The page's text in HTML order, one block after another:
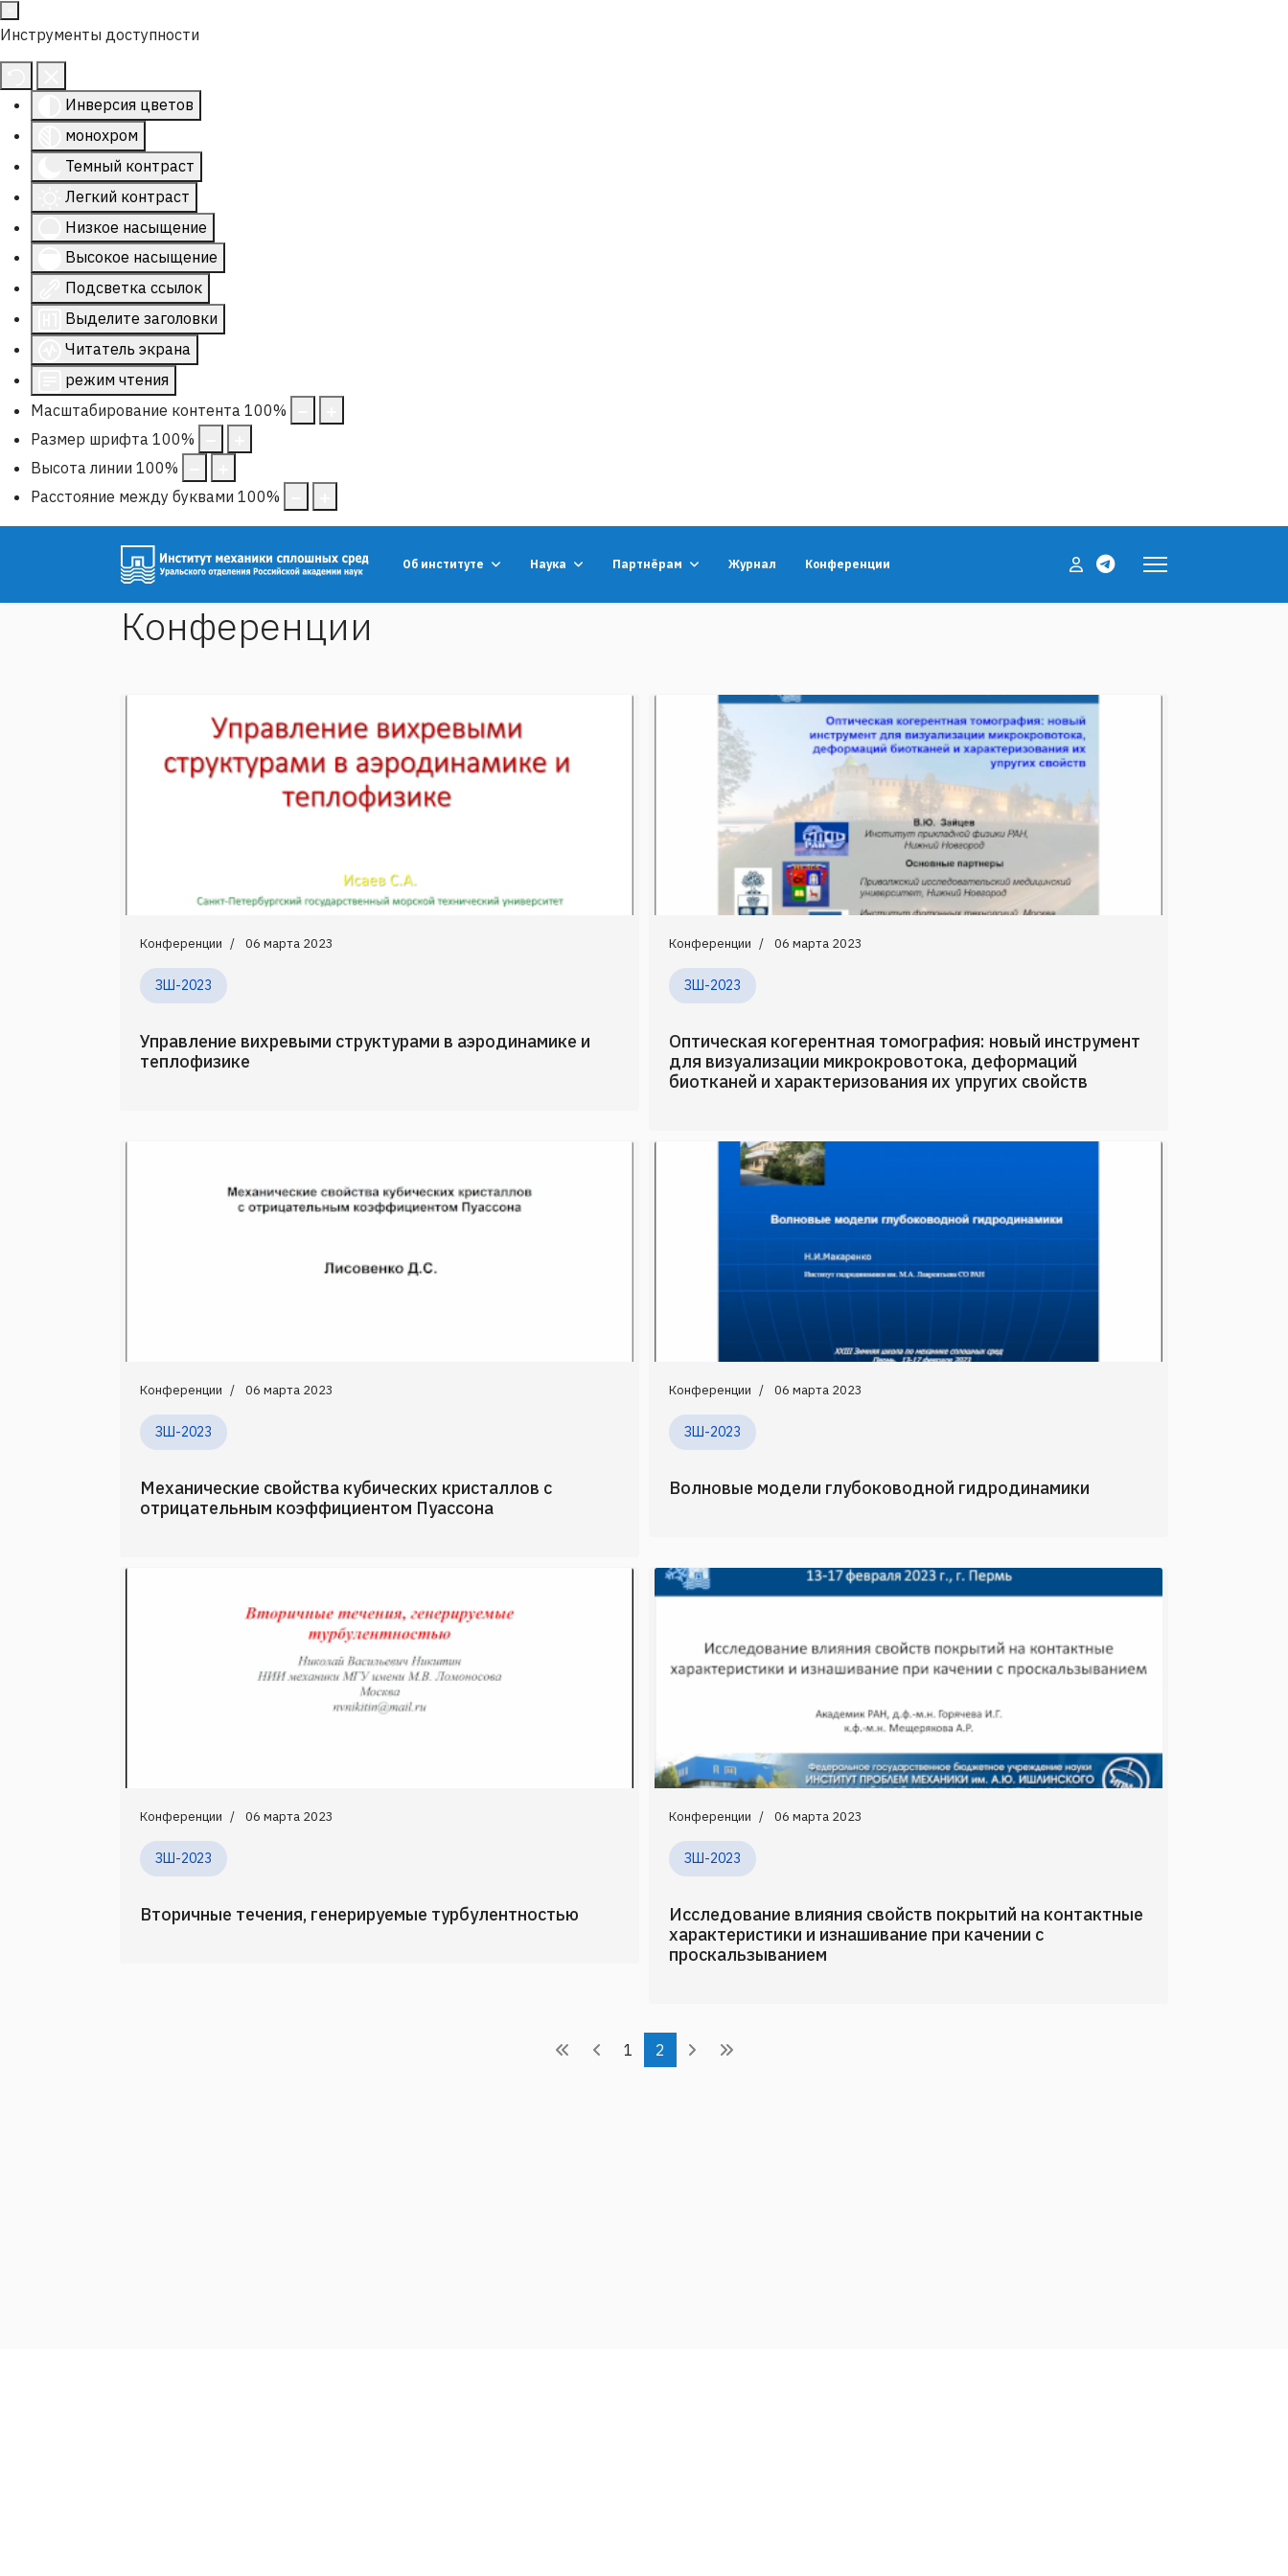
Инструменты доступности
Инверсия цветов
монохром
Темный контраст
Легкий контраст
Низкое насыщение
Высокое насыщение
Подсветка ссылок
Выделите заголовки
Читатель экрана
режим чтения
Масштабирование контента 100%
Размер шрифта 100%
Высота линии 100%
Расстояние между буквами 100%
Об институте Наука Партнёрам Журнал Конференции
Конференции
Конференции 06 марта 2023
ЗШ-2023
Управление вихревыми структурами в аэродинамике и
теплофизике
Конференции 06 марта 2023
ЗШ-2023
Оптическая когерентная томография: новый инструмент
для визуализации микрокровотока, деформаций
биотканей и характеризования их упругих свойств
Конференции 06 марта 2023
ЗШ-2023
Механические свойства кубических кристаллов с
отрицательным коэффициентом Пуассона
Конференции 06 марта 2023
ЗШ-2023
Волновые модели глубоководной гидродинамики
Конференции 06 марта 2023
ЗШ-2023
Вторичные течения, генерируемые турбулентностью
Конференции 06 марта 2023
ЗШ-2023
Исследование влияния свойств покрытий на контактные
характеристики и изнашивание при качении с
проскальзыванием
1 2